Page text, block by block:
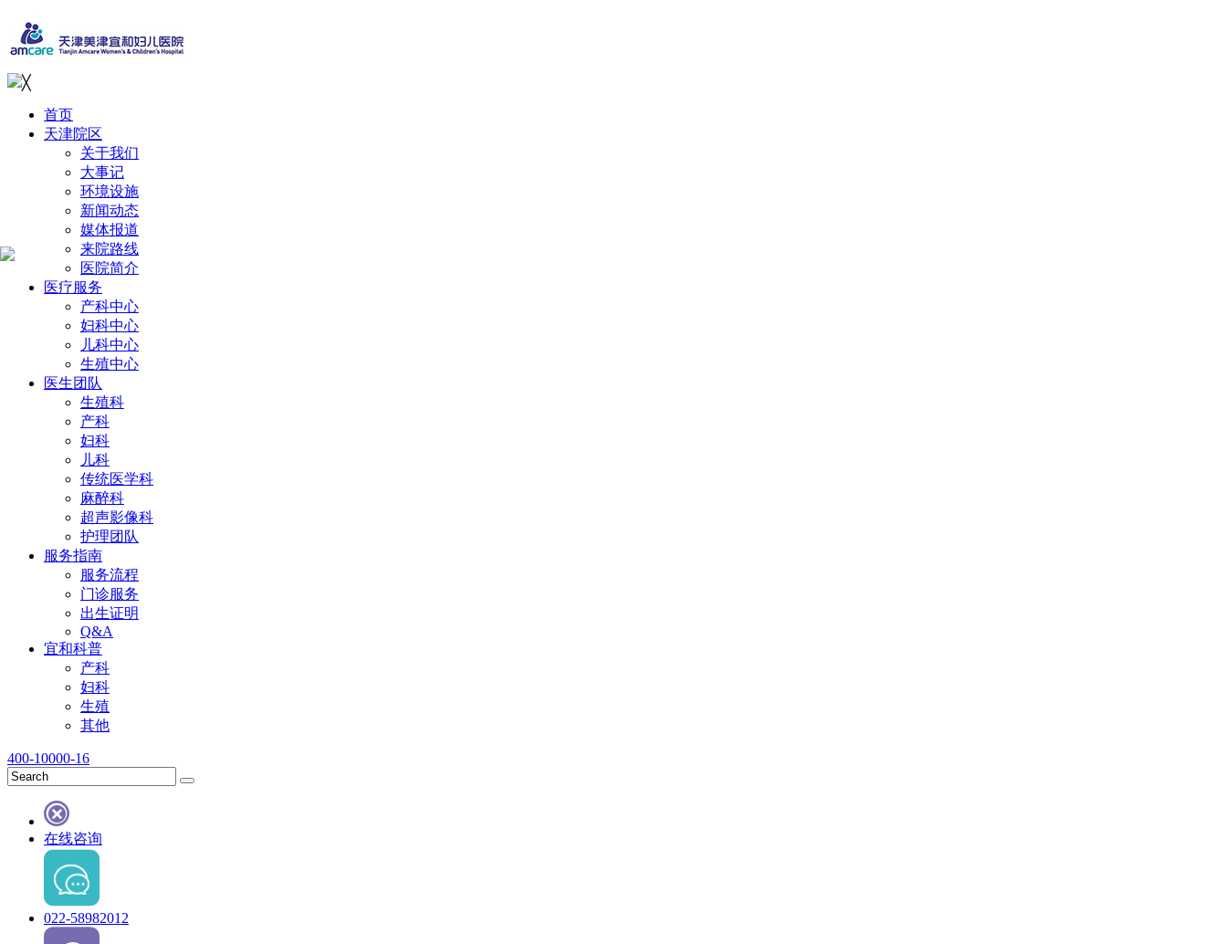
╳
首页
天津院区
关于我们
大事记
环境设施
新闻动态
媒体报道
来院路线
医院简介
医疗服务
产科中心
妇科中心
儿科中心
生殖中心
医生团队
生殖科
产科
妇科
儿科
传统医学科
麻醉科
超声影像科
护理团队
服务指南
服务流程
门诊服务
出生证明
Q&A
宜和科普
产科
妇科
生殖
其他
400-10000-16
在线咨询
022-58982012